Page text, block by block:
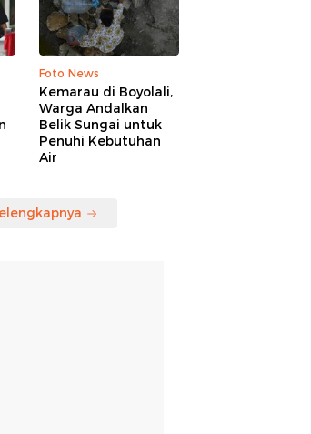
Foto News
Kemarau di Boyolali,
Warga Andalkan
Belik Sungai untuk
Penuhi Kebutuhan
Air